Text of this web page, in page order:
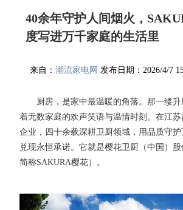
40余年守护人间烟火，
度写进万千家庭的生活里
来自：潮流家电网 发布日期：2026/4/7
厨房，是家中最温暖的角落。那一缕
着无数家庭的欢声笑语与温情时刻。在江
企业，四十余载深耕卫厨领域，用品质守
兑现永恒承诺。它就是樱花卫厨（中国）
简称SAKURA樱花）。